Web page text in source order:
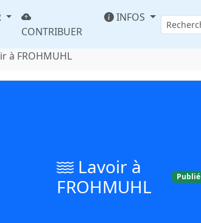
CONTRIBUER
INFOS
à FROHMUHL
Lavoir à
FROHMUHL
Publié